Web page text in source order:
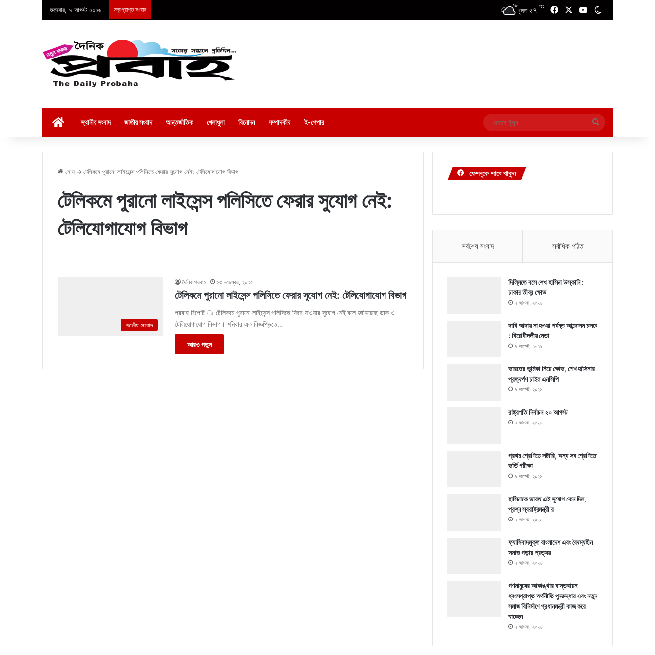
শুক্রবার, ৭ আগস্ট ২০২৬ সদ্যপ্রাপ্ত সংবাদ খুলনা ২৭ ℃ FacebookYouTube
স্থানীয় সংবাদ জাতীয় সংবাদ আন্তর্জাতিক খেলাধুলা বিনোদন সম্পাদকীয় ই-পেপার
এখানে
খুঁজুন
হোম → টেলিকমে পুরানো লাইসেন্স পলিসিতে ফেরার সুযোগ নেই: টেলিযোগাযোগ বিভাগ
টেলিকমে পুরানো লাইসেন্স পলিসিতে ফেরার সুযোগ নেই:
টেলিযোগাযোগ বিভাগ
জাতীয় সংবাদ
দৈনিক প্রবাহ ২৩ নভেম্বর, ২০২৫
টেলিকমে পুরানো লাইসেন্স পলিসিতে ফেরার সুযোগ নেই: টেলিযোগাযোগ বিভাগ
প্রবাহ রিপোর্ট ঃ টেলিকমে পুরানো লাইসেন্স পলিসিতে ফিরে যাওয়ার সুযোগ নেই বলে জানিয়েছে ডাক ও
টেলিযোগাযোগ বিভাগ। শনিবার এক বিজ্ঞপ্তিতে…
আরও পড়ুন
ফেসবুকে সাথে থাকুন
সর্বশেষ সংবাদ সর্বাধিক পঠিত
দিল্লিতে বসে শেখ হাসিনা উস্কানি :
ঢাকার তীব্র ক্ষোভ
৭ আগস্ট, ২০২৬
দাবি আদায় না হওয়া পর্যন্ত আন্দোলন চলবে
: বিরোধীদলীয় নেতা
৭ আগস্ট, ২০২৬
ভারতের ভূমিকা নিয়ে ক্ষোভ, শেখ হাসিনার
প্রত্যর্পণ চাইল এনসিপি
৭ আগস্ট, ২০২৬
রাষ্ট্রপতি নির্বাচন ২০ আগস্ট
৭ আগস্ট, ২০২৬
প্রথম শ্রেণিতে লটারি, অন্য সব শ্রেণিতে
ভর্তি পরীক্ষা
৭ আগস্ট, ২০২৬
হাসিনাকে ভারত এই সুযোগ কেন দিল,
প্রশ্ন স্বরাষ্ট্রমন্ত্রী’র
৭ আগস্ট, ২০২৬
ফ্যাসিবাদমুক্ত বাংলাদেশ এবং বৈষম্যহীন
সমাজ গড়ার প্রত্যয়
৭ আগস্ট, ২০২৬
গণমানুষের আকাঙ্খার বাস্তবায়ন,
ধ্বংসপ্রাপ্ত অর্থনীতি পুনরুদ্ধার এবং নতুন
সমাজ বিনির্মাণে প্রধানমন্ত্রী কাজ করে
যাচ্ছেন
৭ আগস্ট, ২০২৬